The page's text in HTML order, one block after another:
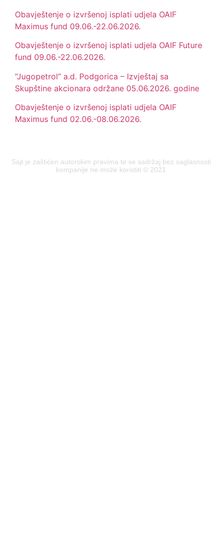
Obavještenje o izvršenoj isplati udjela OAIF
Maximus fund 09.06.-22.06.2026.
Obavještenje o izvršenoj isplati udjela OAIF Future
fund 09.06.-22.06.2026.
“Jugopetrol” a.d. Podgorica – Izvještaj sa
Skupštine akcionara održane 05.06.2026. godine
Obavještenje o izvršenoj isplati udjela OAIF
Maximus fund 02.06.-08.06.2026.
Sajt je zaštićen autorskim pravima te se sadržaj bez saglasnosti
kompanije ne može koristiti © 2021